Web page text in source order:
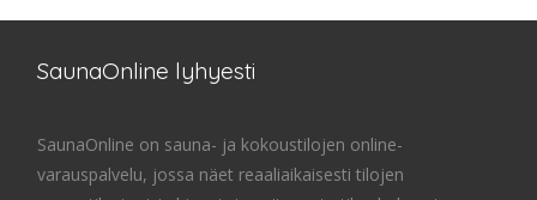
SaunaOnline lyhyesti
SaunaOnline on sauna- ja kokoustilojen online-
varauspalvelu, jossa näet reaaliaikaisesti tilojen